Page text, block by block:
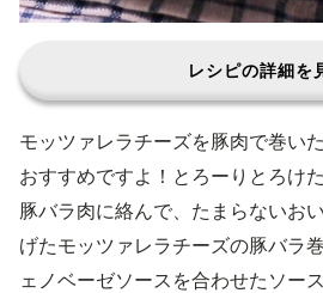
レシピの詳細を
モッツァレラチーズを豚肉で巻い
おすすめですよ！とろーりとろけ
豚バラ肉に絡んで、たまらないお
げたモッツァレラチーズの豚バラ
ェノベーゼソースを合わせたソー